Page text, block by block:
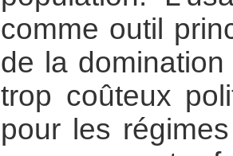
comme outil
de la
trop coûteux
pour les